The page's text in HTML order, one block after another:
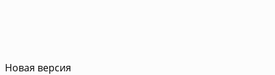
Новая версия